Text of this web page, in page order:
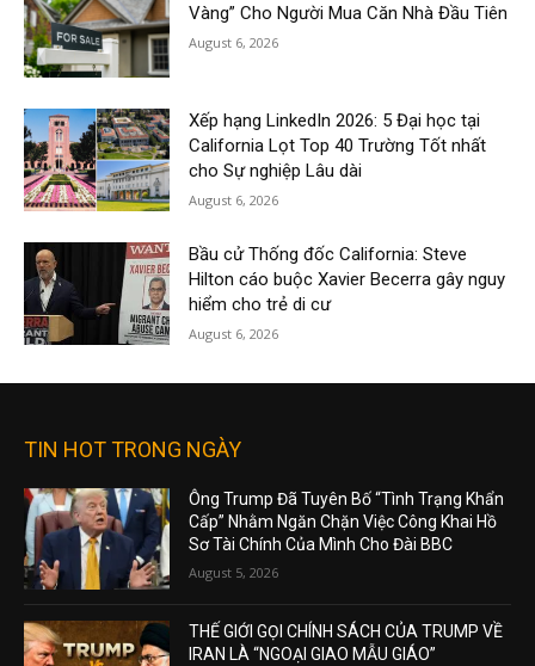
Vàng” Cho Người Mua Căn Nhà Đầu Tiên
August 6, 2026
Xếp hạng LinkedIn 2026: 5 Đại học tại
California Lọt Top 40 Trường Tốt nhất
cho Sự nghiệp Lâu dài
August 6, 2026
Bầu cử Thống đốc California: Steve
Hilton cáo buộc Xavier Becerra gây nguy
hiểm cho trẻ di cư
August 6, 2026
TIN HOT TRONG NGÀY
Ông Trump Đã Tuyên Bố “Tình Trạng Khẩn
Cấp” Nhằm Ngăn Chặn Việc Công Khai Hồ
Sơ Tài Chính Của Mình Cho Đài BBC
August 5, 2026
THẾ GIỚI GỌI CHÍNH SÁCH CỦA TRUMP VỀ
IRAN LÀ “NGOẠI GIAO MẪU GIÁO”